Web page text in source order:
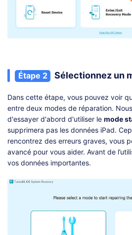
Étape 2 Sélectionnez un
Dans cette étape, vous pouvez voir
entre deux modes de réparation.
d'essayer d'abord d'utiliser le mode
supprimera pas les données iPad.
rencontrez des erreurs graves, vous
avancé pour vous aider. Avant de
vos données importantes.